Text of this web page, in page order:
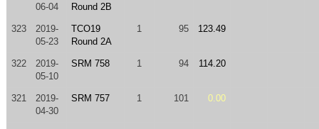
06-04
Round 2B
323
2019-
05-23
TCO19
Round 2A
1 95 123.49
322
2019-
05-10
SRM 758 1 94 114.20
321
2019-
04-30
SRM 757 1 101 0.00